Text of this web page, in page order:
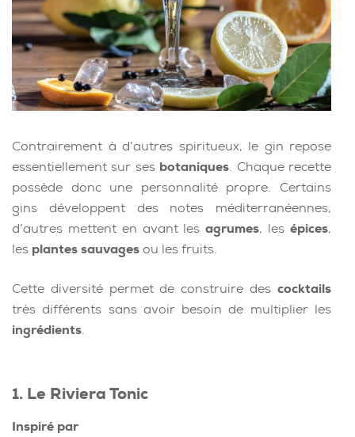
Contrairement à d’autres spiritueux, le gin repose
essentiellement sur ses botaniques. Chaque recette
possède donc une personnalité propre. Certains
gins développent des notes méditerranéennes,
d’autres mettent en avant lesagrumes, lesépices,
les plantes sauvagesou les fruits.
Cette diversité permet de construire des cocktails
très différents sans avoir besoin de multiplier les
ingrédients.
1. Le Riviera Tonic
Inspiré par